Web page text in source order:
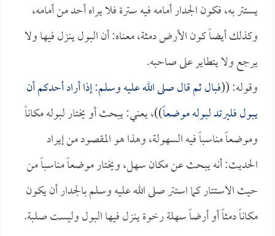
يستتر به، فكون الجدار أمامه فيه سترة فلا يراه أحد من أمامه،
وكذلك أيضاً كون الأرض دمثة، معناه: أن البول ينزل فيها ولا
يرجع ولا يتطاير على صاحبه.
وقوله: ((فبال ثم قال صلى الله عليه وسلم: إذا أراد أحدكم أن
يبول فليرتد لبوله موضعاً))، يعني: يبحث أو يختار لبوله مكاناً
وموضعاً مناسباً فيه السهولة، وهذا هو المقصود من إيراد
الحديث: أنه يبحث عن مكان سهل، ويختار موضعاً مناسباً من
حيث الاستتار كما استتر صلى الله عليه وسلم بالجدار أن يكون
مكاناً دمثاً أو أرضاً سهلة رخوة ينزل فيها البول وليست صلبة.